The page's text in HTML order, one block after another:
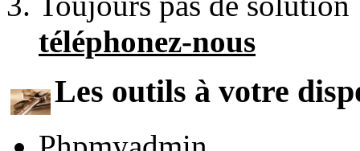
téléphonez-nous
Les outils à votre